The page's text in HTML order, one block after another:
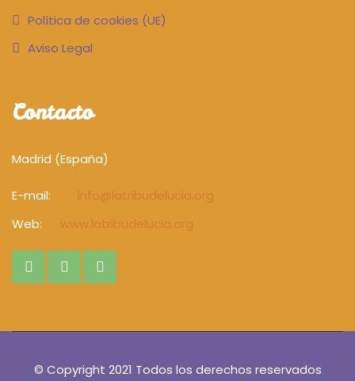
Política de cookies (UE)
Aviso Legal
Contacto
Madrid (España)
E-mail:
info@latribudelucia.org
Web:
www.latribudelucia.org
© Copyright 2021 Todos los derechos reservados